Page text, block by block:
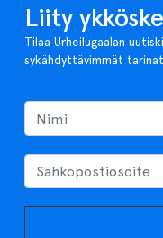
Liity
Tilaa Urheilugaalan
sykähdyttävimmät